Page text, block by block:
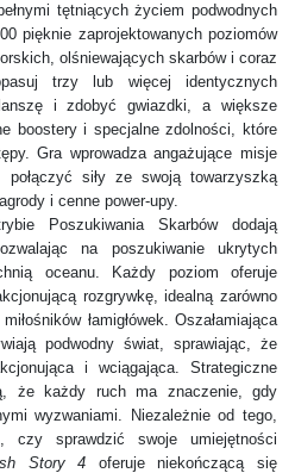
tętniących życiem podwodnych
pięknie zaprojektowanych poziomów
olśniewających skarbów i coraz
trzy lub więcej identycznych
i zdobyć gwiazdki, a większe
boostery i specjalne zdolności, które
Gra wprowadza angażujące misje
siły ze swoją towarzyszką
i cenne power-upy.
Poszukiwania Skarbów dodają
na poszukiwanie ukrytych
oceanu. Każdy poziom oferuje
rozgrywkę, idealną zarówno
łamigłówek. Oszałamiająca
podwodny świat, sprawiając, że
i wciągająca. Strategiczne
że każdy ruch ma znaczenie, gdy
wyzwaniami. Niezależnie od tego,
czy sprawdzić swoje umiejętności
Story 4 oferuje niekończącą się